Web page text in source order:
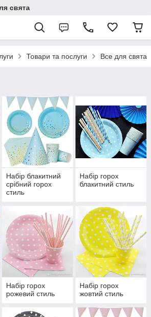
свята
Товари та послуги Все для свята
Набір блакитний
срібний горох
стиль
Набір горох
блакитний стиль
Набір горох
рожевий стиль
Набір горох
жовтий стиль